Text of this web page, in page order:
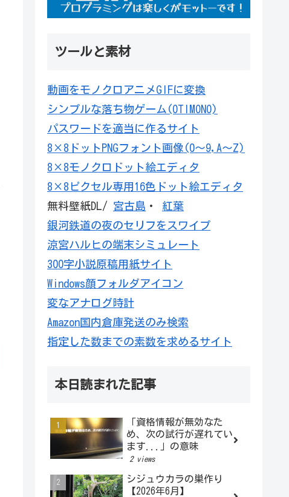
ツールと素材
動画をモノクロアニメGIFに変換
シンプルな落ち物ゲーム(OTIMONO)
パスワードを適当に作るサイト
8×8ドットPNGフォント画像(0～9,A～Z)
8×8モノクロドット絵エディタ
8×8ピクセル専用16色ドット絵エディタ
無料壁紙DL/ 宮古島 ・ 紅葉
銀河鉄道の夜のセリフをスワイプ
涼宮ハルヒの端末シミュレート
300字小説原稿用紙サイト
Windows顔フォルダアイコン
変なアナログ時計
Amazon国内倉庫発送のみ検索
指定した数までの素数を求めるサイト
本日読まれた記事
「資格情報が無効なた
め、次の試行が遅れてい
ます...」の意味
2 views
シジュウカラの巣作り
【2026年6月】